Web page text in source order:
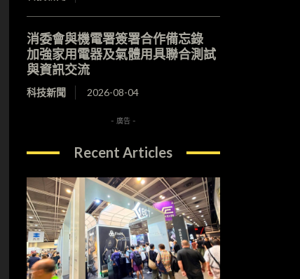
消委會與機電署簽署合作備忘錄
加強家用電器及氣體用具聯合測試
與資訊交流
科技新聞 2026-08-04
- 廣告 -
Recent Articles